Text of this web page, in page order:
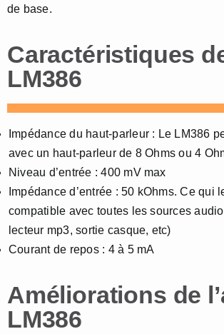
de base.
Caractéristiques
LM386
Impédance du haut-parleur : Le LM386
avec un haut-parleur de 8 Ohms ou 4
Niveau d’entrée : 400 mV max
Impédance d’entrée : 50 kOhms. Ce qui
compatible avec toutes les sources
lecteur mp3, sortie casque, etc)
Courant de repos : 4 à 5 mA
Améliorations de
LM386